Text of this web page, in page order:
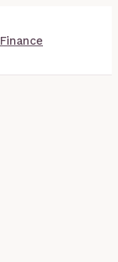
Finance